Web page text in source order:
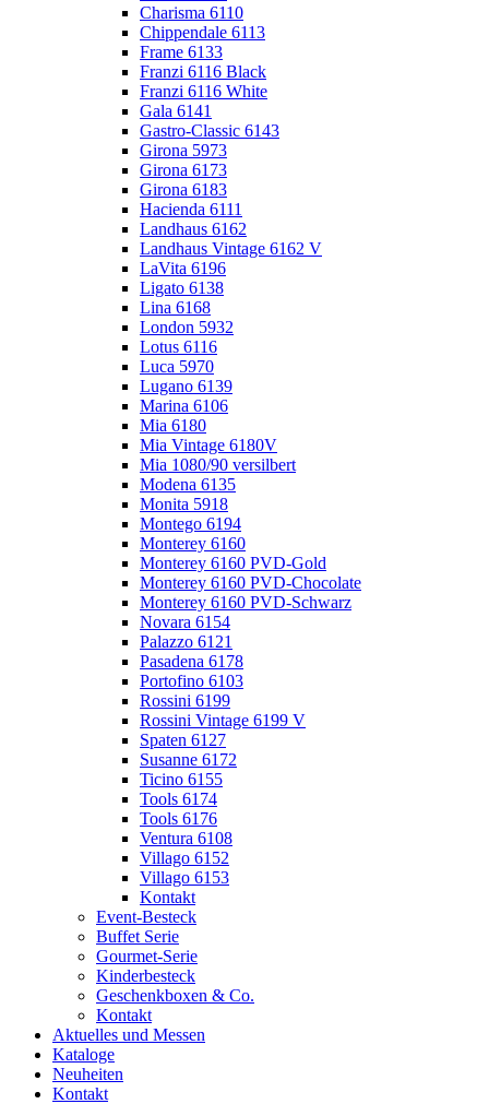
Charisma 6110
Chippendale 6113
Frame 6133
Franzi 6116 Black
Franzi 6116 White
Gala 6141
Gastro-Classic 6143
Girona 5973
Girona 6173
Girona 6183
Hacienda 6111
Landhaus 6162
Landhaus Vintage 6162 V
LaVita 6196
Ligato 6138
Lina 6168
London 5932
Lotus 6116
Luca 5970
Lugano 6139
Marina 6106
Mia 6180
Mia Vintage 6180V
Mia 1080/90 versilbert
Modena 6135
Monita 5918
Montego 6194
Monterey 6160
Monterey 6160 PVD-Gold
Monterey 6160 PVD-Chocolate
Monterey 6160 PVD-Schwarz
Novara 6154
Palazzo 6121
Pasadena 6178
Portofino 6103
Rossini 6199
Rossini Vintage 6199 V
Spaten 6127
Susanne 6172
Ticino 6155
Tools 6174
Tools 6176
Ventura 6108
Villago 6152
Villago 6153
Kontakt
Event-Besteck
Buffet Serie
Gourmet-Serie
Kinderbesteck
Geschenkboxen & Co.
Kontakt
Aktuelles und Messen
Kataloge
Neuheiten
Kontakt